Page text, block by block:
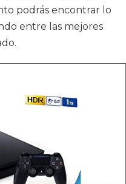
podrás encontrar lo
entre las mejores